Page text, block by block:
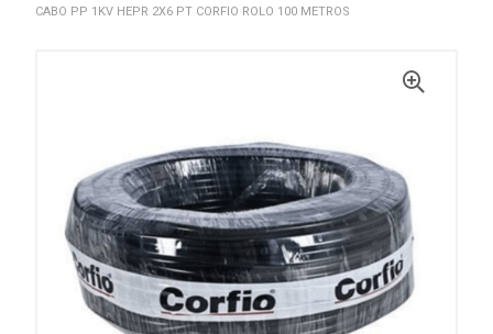
CABO PP 1KV HEPR 2X6 PT CORFIO ROLO 100 METROS